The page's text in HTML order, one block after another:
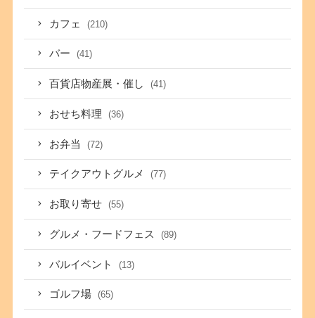
カフェ (210)
バー (41)
百貨店物産展・催し (41)
おせち料理 (36)
お弁当 (72)
テイクアウトグルメ (77)
お取り寄せ (55)
グルメ・フードフェス (89)
バルイベント (13)
ゴルフ場 (65)